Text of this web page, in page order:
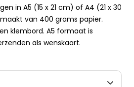
in A5 (15 x 21 cm) of A4 (21 x 30
van 400 grams papier.
klembord. A5 formaat is
als wenskaart.